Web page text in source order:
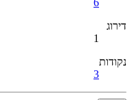
דירוג
1
נקודות
3